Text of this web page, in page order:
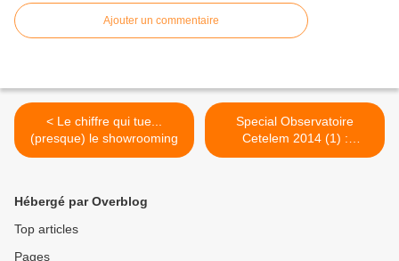
Ajouter un commentaire
< Le chiffre qui tue...
(presque) le showrooming
Special Observatoire
Cetelem 2014 (1) :
magasins et Internet
Hébergé par Overblog
Top articles
Pages